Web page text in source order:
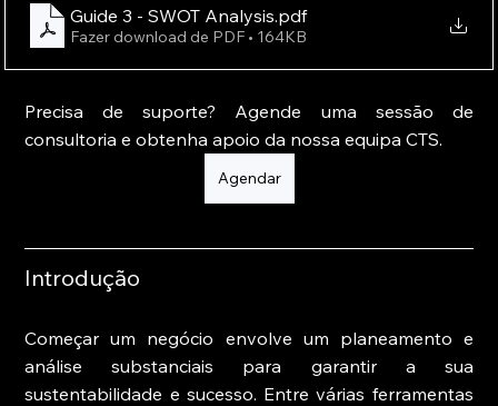
Guide 3 - SWOT Analysis.pdf
Fazer download de PDF • 164KB
Precisa de suporte? Agende uma sessão de
consultoria e obtenha apoio da nossa equipa CTS.
Agendar
Introdução
Começar um negócio envolve um planeamento e
análise substanciais para garantir a sua
sustentabilidade e sucesso. Entre várias ferramentas